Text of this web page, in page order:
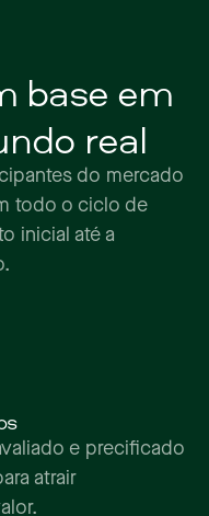
base em
real
do mercado
todo o ciclo de
inicial até a
e precificado
atrair